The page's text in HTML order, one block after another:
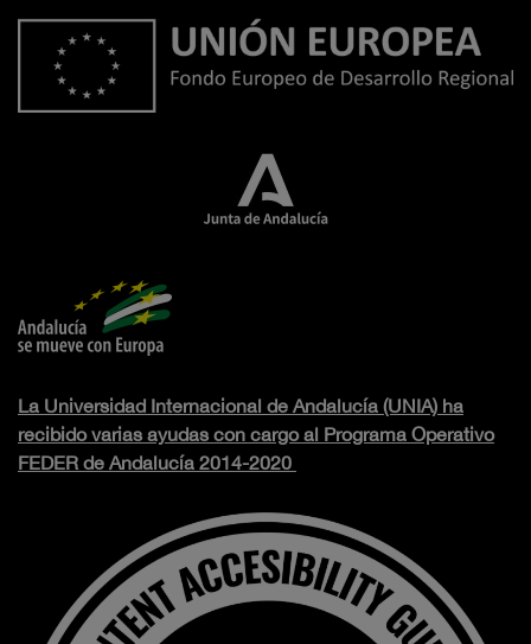
La Universidad Internacional de Andalucía (UNIA) ha
recibido varias ayudas con cargo al Programa Operativo
FEDER de Andalucía 2014-2020